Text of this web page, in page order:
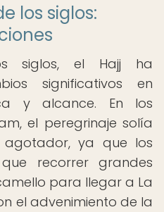
los siglos:
siglos, el Hajj ha
significativos en
y alcance. En los
el peregrinaje solía
ya que los
recorrer grandes
para llegar a La
el advenimiento de la